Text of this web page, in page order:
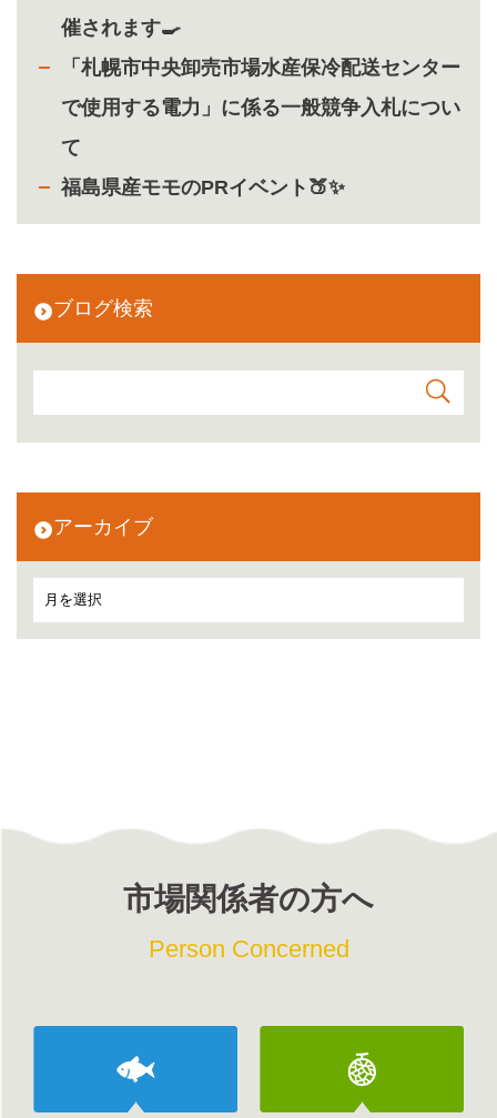
催されます🍳
「札幌市中央卸売市場水産保冷配送センター
で使用する電力」に係る一般競争入札につい
て
福島県産モモのPRイベント🍑✨
ブログ検索
アーカイブ
市場関係者の方へ
Person Concerned